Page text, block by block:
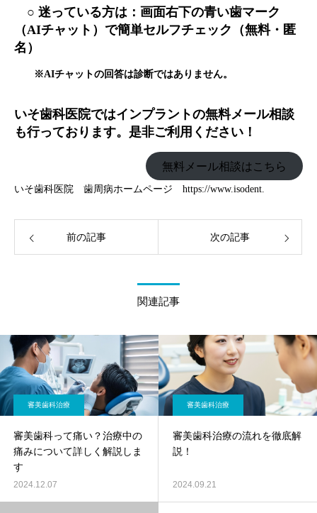
○ 迷っている方は：画面右下の青い歯マーク
（AIチャット）で簡単セルフチェック（無料・匿
名）
※AIチャットの回答は診断ではありません。
いそ歯科医院ではインプラントの無料メール相談
も行っております。是非ご利用ください！
無料メール相談はこちら
いそ歯科医院 歯周病ホームページ https://www.isodent.
前の記事 次の記事
関連記事
審美歯科治療
審美歯科って痛い？治療中の
痛みについて詳しく解説しま
す
2024.12.07
審美歯科治療
審美歯科治療の流れを徹底解
説！
2024.09.21